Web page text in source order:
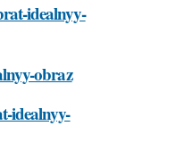
idealnyy-
obraz
idealnyy-